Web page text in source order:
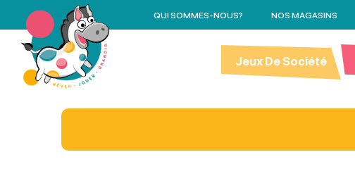
QUI SOMMES-NOUS? NOS MAGASINS
Jeux De Société